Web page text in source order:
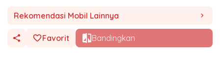
Rekomendasi Mobil Lainnya chevron_right
Favorit Bandingkan